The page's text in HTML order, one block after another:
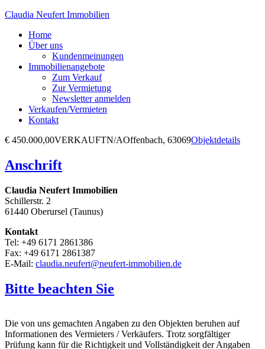
Claudia Neufert Immobilien
Home
Über uns
Kundenmeinungen
Immobilienangebote
Zum Verkauf
Zur Vermietung
Newsletter anmelden
Verkaufen/Vermieten
Kontakt
€ 450.000,00VERKAUFTN/AOffenbach, 63069Objektdetails
Anschrift
Claudia Neufert Immobilien
Schillerstr. 2
61440 Oberursel (Taunus)
Kontakt
Tel: +49 6171 2861386
Fax: +49 6171 2861387
E-Mail: claudia.neufert@neufert-immobilien.de
Bitte beachten Sie
Die von uns gemachten Angaben zu den Objekten beruhen auf
Informationen des Vermieters / Verkäufers. Trotz sorgfältiger
Prüfung kann für die Richtigkeit und Vollständigkeit der Angaben